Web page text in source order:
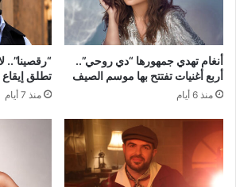
أنغام تهدي جمهورها “دي روحي”..
أربع أغنيات تفتتح بها موسم الصيف
منذ 6 أيام
“رقصينا”..
تطلق
منذ 7 أيام